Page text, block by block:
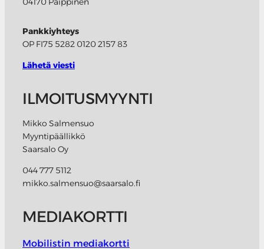
Pankkiyhteys
OP FI75 5282 0120 2157 83
Lähetä viesti
ILMOITUSMYYNTI
Mikko Salmensuo
Myyntipäällikkö
Saarsalo Oy
044 777 5112
mikko.salmensuo@saarsalo.fi
MEDIAKORTTI
Mobilistin mediakortti